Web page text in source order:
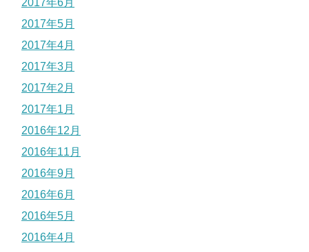
2017年6月
2017年5月
2017年4月
2017年3月
2017年2月
2017年1月
2016年12月
2016年11月
2016年9月
2016年6月
2016年5月
2016年4月